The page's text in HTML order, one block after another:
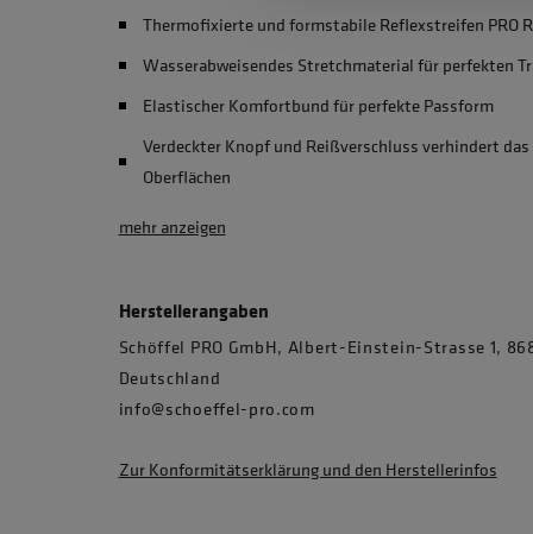
Thermofixierte und formstabile Reflexstreifen PRO
Wasserabweisendes Stretchmaterial für perfekten
Elastischer Komfortbund für perfekte Passform
Verdeckter Knopf und Reißverschluss verhindert
Oberflächen
mehr anzeigen
Herstellerangaben
Schöffel PRO GmbH, Albert-Einstein-Strasse 1,
Deutschland
info@schoeffel-pro.com
Zur Konformitätserklärung und den Herstellerinfos